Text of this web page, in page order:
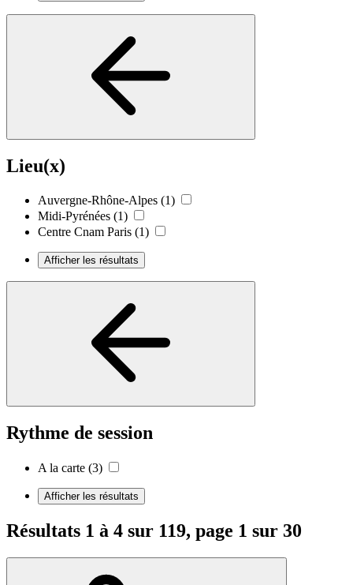
Lieu(x)
Auvergne-Rhône-Alpes (1)
Midi-Pyrénées (1)
Centre Cnam Paris (1)
Afficher les résultats
Rythme de session
A la carte (3)
Afficher les résultats
Résultats 1 à 4 sur 119, page 1 sur 30